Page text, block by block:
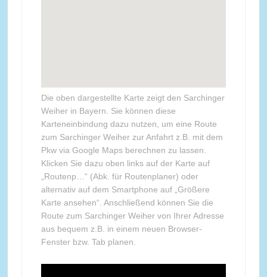
Die oben dargestellte Karte zeigt den Sarchinger
Weiher in Bayern. Sie können diese
Karteneinbindung dazu nutzen, um eine Route
zum Sarchinger Weiher zur Anfahrt z.B. mit dem
Pkw via Google Maps berechnen zu lassen.
Klicken Sie dazu oben links auf der Karte auf
„Routenp…“ (Abk. für Routenplaner) oder
alternativ auf dem Smartphone auf „Größere
Karte ansehen“. Anschließend können Sie die
Route zum Sarchinger Weiher von Ihrer Adresse
aus bequem z.B. in einem neuen Browser-
Fenster bzw. Tab planen.